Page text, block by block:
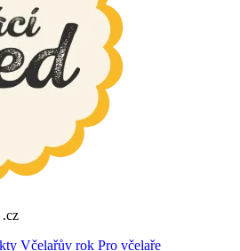
Včelařův rok Pro včelaře